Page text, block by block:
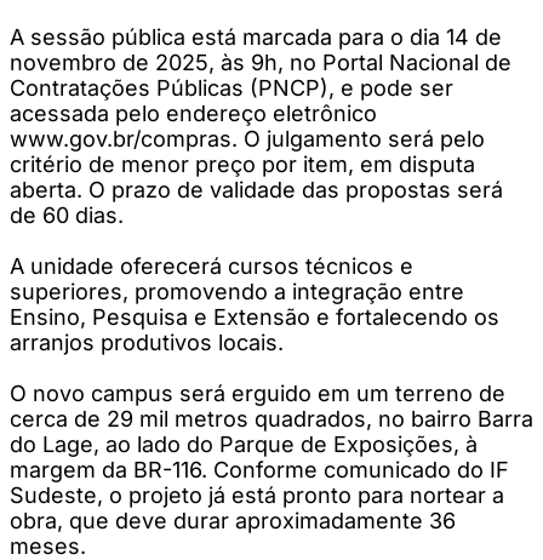
A sessão pública está marcada para o dia 14 de
novembro de 2025, às 9h, no Portal Nacional de
Contratações Públicas (PNCP), e pode ser
acessada pelo endereço eletrônico
www.gov.br/compras. O julgamento será pelo
critério de menor preço por item, em disputa
aberta. O prazo de validade das propostas será
de 60 dias.
A unidade oferecerá cursos técnicos e
superiores, promovendo a integração entre
Ensino, Pesquisa e Extensão e fortalecendo os
arranjos produtivos locais.
O novo campus será erguido em um terreno de
cerca de 29 mil metros quadrados, no bairro Barra
do Lage, ao lado do Parque de Exposições, à
margem da BR-116. Conforme comunicado do IF
Sudeste, o projeto já está pronto para nortear a
obra, que deve durar aproximadamente 36
meses.